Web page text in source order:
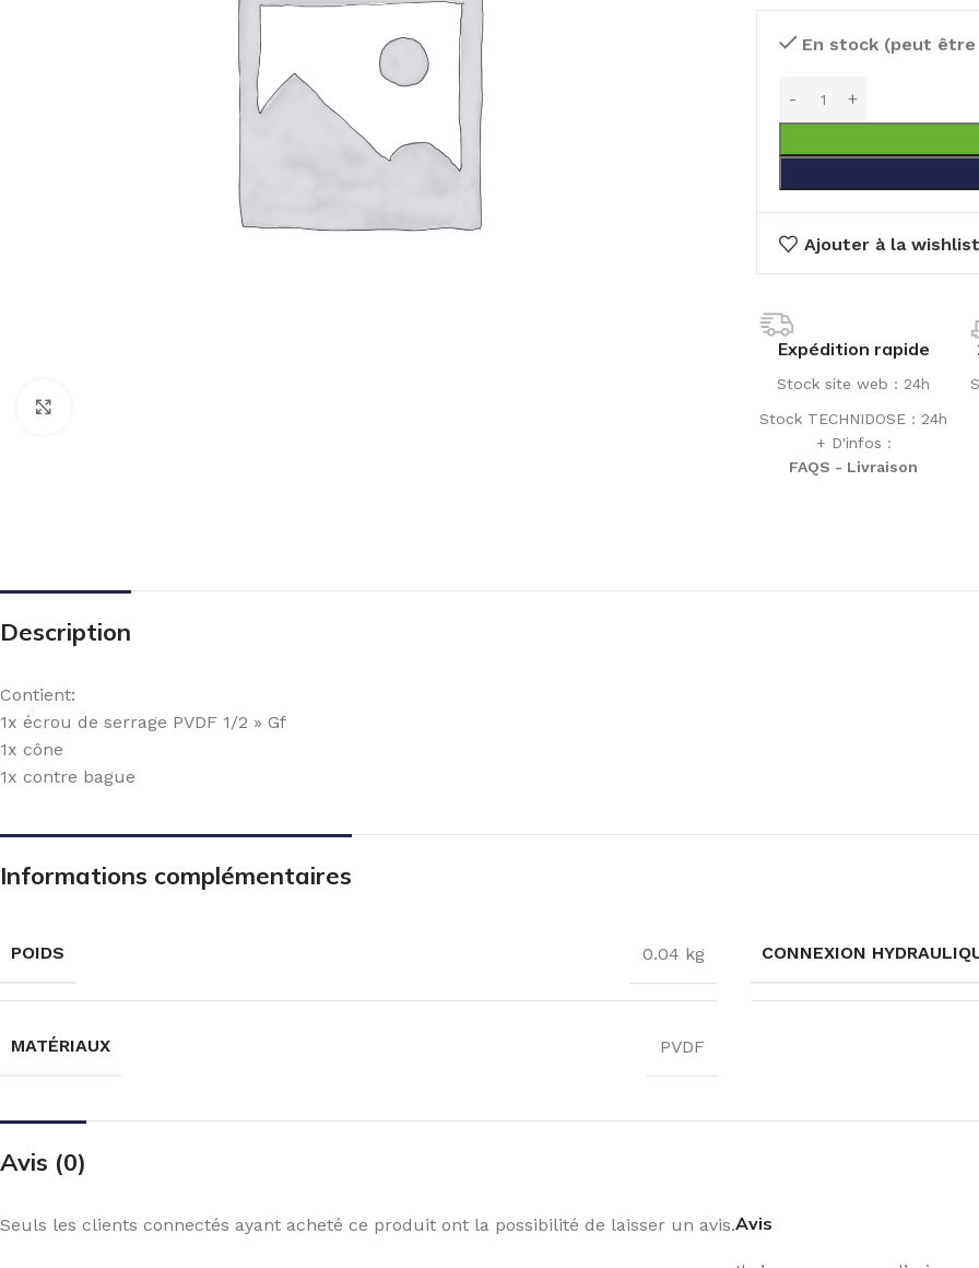
En stock (peut être
Ajouter à la wishlist
Expédition rapide
Stock site web : 24h
Stock TECHNIDOSE : 24h
+ D'infos :
FAQS - Livraison
Description
Contient:
1x écrou de serrage PVDF 1/2 » Gf
1x cône
1x contre bague
Informations complémentaires
POIDS 0.04 kg CONNEXION
MATÉRIAUX PVDF
Avis (0)
Avis
Seuls les clients connectés ayant acheté ce produit ont la possibilité de laisser un avis.